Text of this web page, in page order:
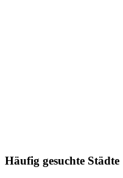
Häufig gesuchte Städte